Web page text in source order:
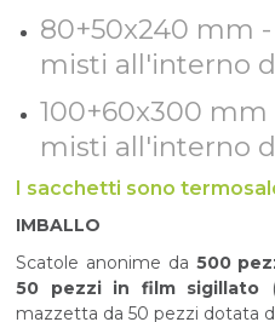
80+50x240 mm
misti all'interno
100+60x300
misti all'interno
I sacchetti sono
IMBALLO
Scatole anonime da 500
50 pezzi in film sigillato
mazzetta da 50 pezzi dotata